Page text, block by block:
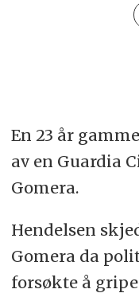
En 23 år
av en Guardia
Gomera.
Hendelsen
Gomera da
forsøkte å